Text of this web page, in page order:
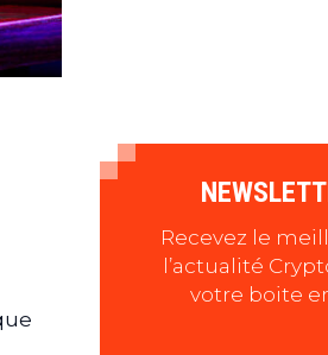
Recevez le
l’actualité
votre boite